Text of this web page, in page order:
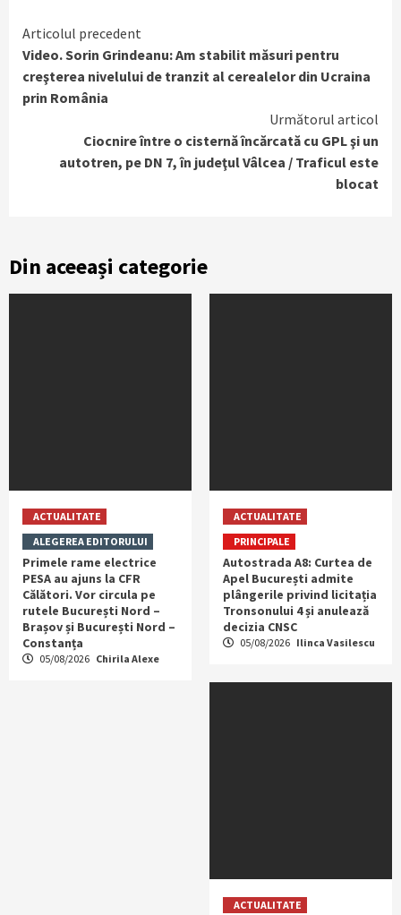
Continue
Reading
Articolul precedent
Video. Sorin Grindeanu: Am stabilit măsuri pentru
creşterea nivelului de tranzit al cerealelor din Ucraina
prin România
Următorul articol
Ciocnire între o cisternă încărcată cu GPL şi un
autotren, pe DN 7, în judeţul Vâlcea / Traficul este
blocat
Din aceeași categorie
ACTUALITATE
ALEGEREA EDITORULUI
Primele rame electrice
PESA au ajuns la CFR
Călători. Vor circula pe
rutele București Nord –
Brașov și București Nord –
Constanța
05/08/2026 Chirila Alexe
ACTUALITATE
PRINCIPALE
Autostrada A8: Curtea de
Apel București admite
plângerile privind licitația
Tronsonului 4 și anulează
decizia CNSC
05/08/2026 Ilinca Vasilescu
ACTUALITATE